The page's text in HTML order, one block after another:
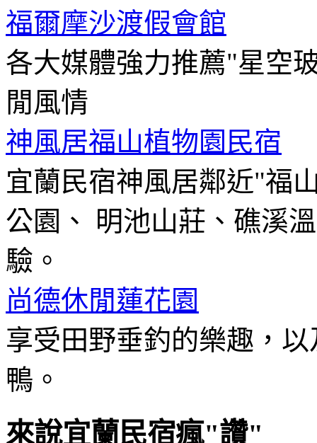
福爾摩沙渡假會館
各大媒體強力推薦"星空
閒風情
神風居福山植物園民宿
宜蘭民宿神風居鄰近"福
公園、 明池山莊、礁溪
驗。
尚德休閒蓮花園
享受田野垂釣的樂趣，
鴨。
來說宜蘭民宿瘋"讚"